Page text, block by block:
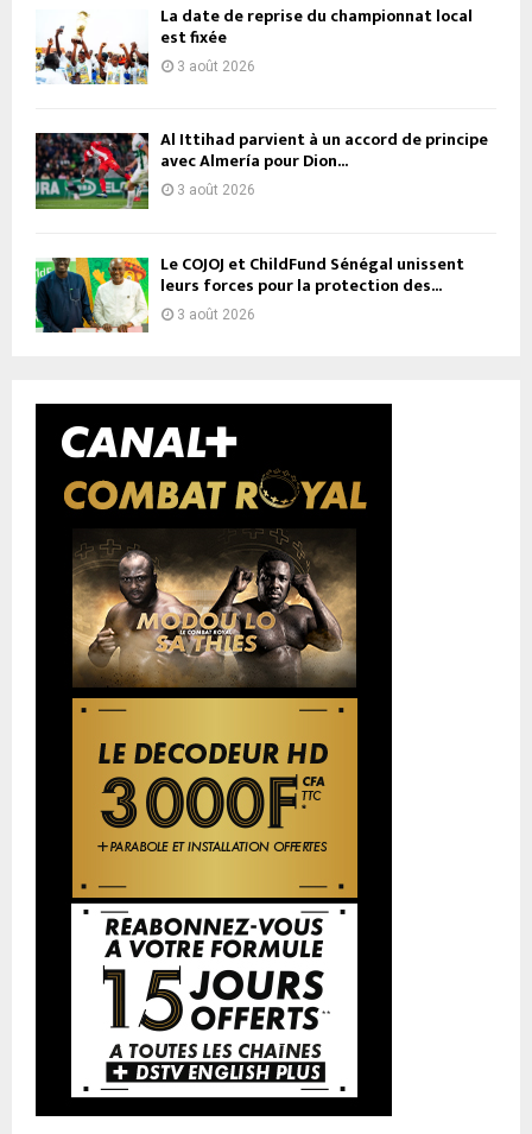
La date de reprise du championnat local
est fixée
3 août 2026
Al Ittihad parvient à un accord de principe
avec Almería pour Dion...
3 août 2026
Le COJOJ et ChildFund Sénégal unissent
leurs forces pour la protection des...
3 août 2026